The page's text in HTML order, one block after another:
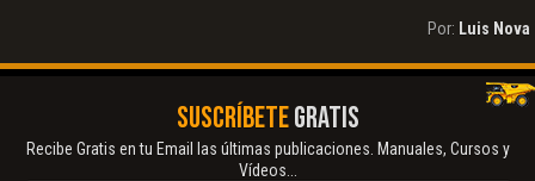
Por: Luis Nova
SUSCRÍBETEGRATIS
Recibe Gratis en tu Email las últimas publicaciones. Manuales, Cursos y
Vídeos...